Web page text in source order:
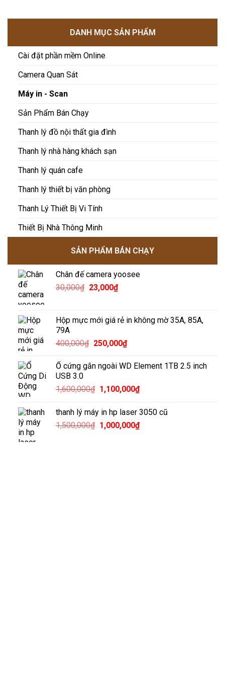
DANH MỤC SẢN PHẨM
Cài đặt phần mềm Online
Camera Quan Sát
Máy in - Scan
Sản Phẩm Bán Chạy
Thanh lý đồ nội thất gia đình
Thanh lý nhà hàng khách sạn
Thanh lý quán cafe
Thanh lý thiết bị văn phòng
Thanh Lý Thiết Bị Vi Tính
Thiết Bị Nhà Thông Minh
SẢN PHẨM BÁN CHẠY
Chân đế camera yoosee
30,000₫ Giá
30,000₫.
23,000₫Giá
là:
Hộp mực mới giá rẻ in không mờ 35A, 85A,
79A
400,000₫ Giá
là:
250,000₫Giá
tại
250,000₫.
Ổ cứng gắn ngoài WD Element 1TB 2.5 inch
USB 3.0
1,600,000₫ Giá
là:
1,600,000₫.
1,100,000₫Giá
tại
là:
1,100,000₫.
thanh lý máy in hp laser 3050 cũ
1,500,000₫ Giá
1,000,000₫Giá